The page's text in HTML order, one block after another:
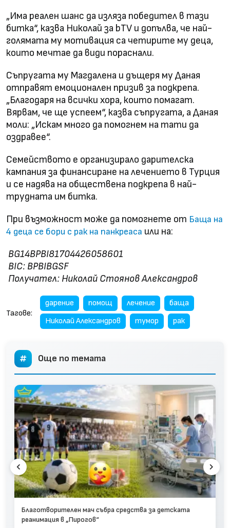
„Има реален шанс да изляза победител в тази
битка“, казва Николай за bTV и допълва, че най-
голямата му мотивация са четирите му деца,
които мечтае да види пораснали.
Съпругата му Магдалена и дъщеря му Даная
отправят емоционален призив за подкрепа.
„Благодаря на всички хора, които помагат.
Вярвам, че ще успеем“, казва съпругата, а Даная
моли: „Искам много да помогнем на тати да
оздравее“.
Семейството е организирало дарителска
кампания за финансиране на лечението в Турция
и се надява на обществена подкрепа в най-
трудната им битка.
При възможност може да помогнете от Баща на
4 деца се бори с рак на панкреаса или на:
BG14BPBI81704426058601
BIC: BPBIBGSF
Получател: Николай Стоянов Александров
Тагове:
дарение помощ лечение
баща
Николай Александров
тумор рак
Още по темата
Благотворителен мач събра средства за детската
реанимация в „Пирогов“